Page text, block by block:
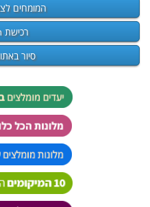
המומחים
רכישת Esim ביוון
סיור